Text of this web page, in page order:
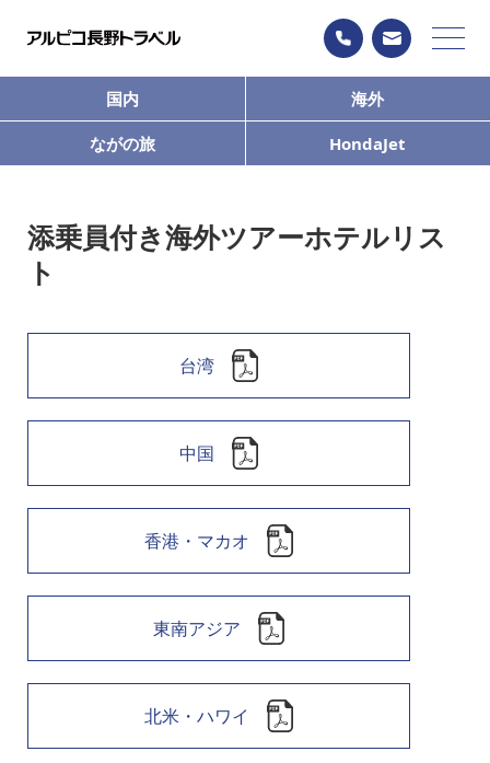
国内 海外
ながの旅 HondaJet
添乗員付き海外ツアーホテルリス
ト
台湾
中国
香港・マカオ
東南アジア
北米・ハワイ